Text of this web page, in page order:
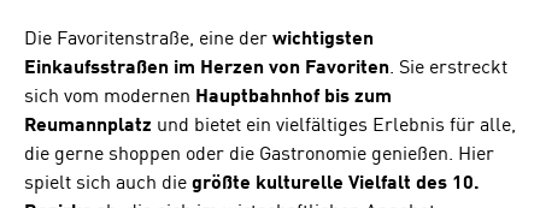
Die Favoritenstraße, eine der wichtigsten
Einkaufsstraßen im Herzen von Favoriten. Sie erstreckt
sich vom modernen Hauptbahnhof bis zum
Reumannplatz und bietet ein vielfältiges Erlebnis für alle,
die gerne shoppen oder die Gastronomie genießen. Hier
spielt sich auch die größte kulturelle Vielfalt des 10.